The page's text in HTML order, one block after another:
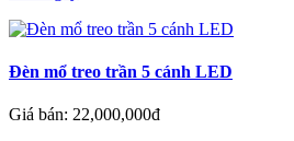
Đèn mổ treo trần 5 cánh LED
Giá bán: 22,000,000đ